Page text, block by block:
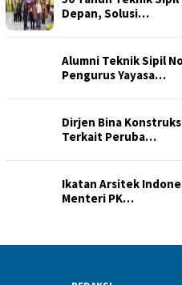
Depan, Solusi…
Alumni Teknik Sipil
Pengurus Yayasa…
Dirjen Bina
Terkait Peruba…
Ikatan Arsitek
Menteri PK…